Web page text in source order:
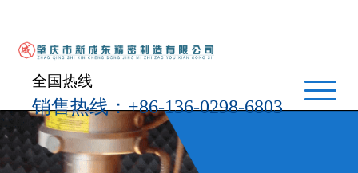
全国热线
销售热线：+86-136-0298-6803